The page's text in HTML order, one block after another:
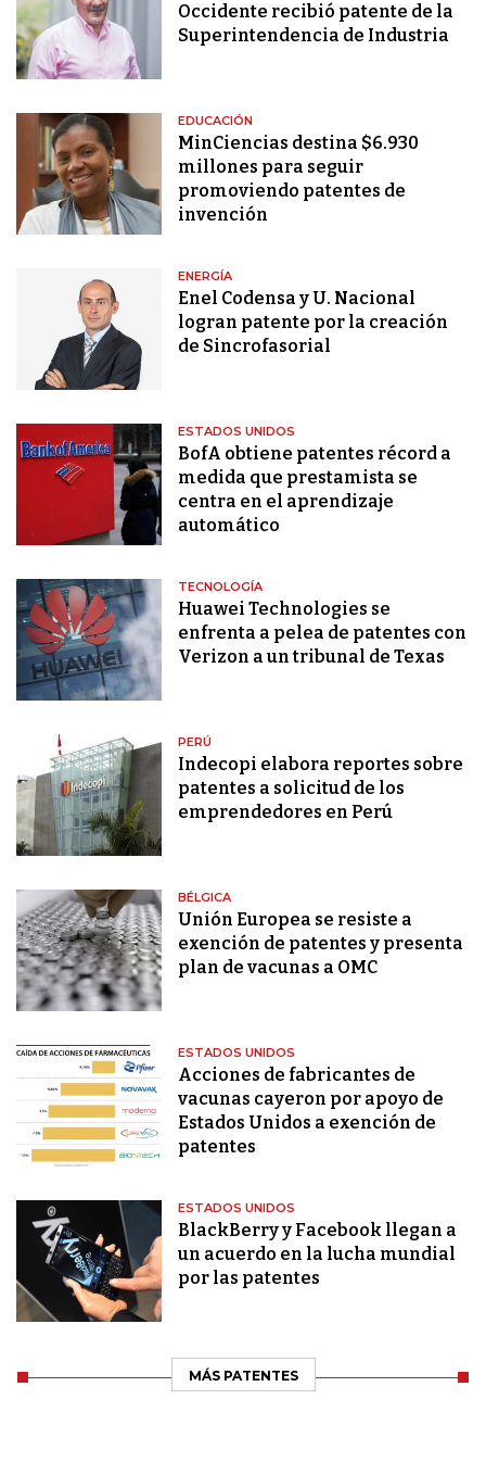
Occidente recibió patente de la
Superintendencia de Industria
EDUCACIÓN
MinCiencias destina $6.930
millones para seguir
promoviendo patentes de
invención
ENERGÍA
Enel Codensa y U. Nacional
logran patente por la creación
de Sincrofasorial
ESTADOS UNIDOS
BofA obtiene patentes récord a
medida que prestamista se
centra en el aprendizaje
automático
TECNOLOGÍA
Huawei Technologies se
enfrenta a pelea de patentes con
Verizon a un tribunal de Texas
PERÚ
Indecopi elabora reportes sobre
patentes a solicitud de los
emprendedores en Perú
BÉLGICA
Unión Europea se resiste a
exención de patentes y presenta
plan de vacunas a OMC
ESTADOS UNIDOS
Acciones de fabricantes de
vacunas cayeron por apoyo de
Estados Unidos a exención de
patentes
ESTADOS UNIDOS
BlackBerry y Facebook llegan a
un acuerdo en la lucha mundial
por las patentes
MÁS PATENTES